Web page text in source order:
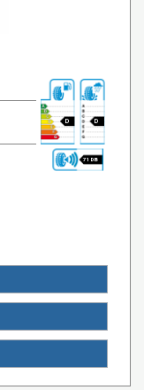
D D
71 DB